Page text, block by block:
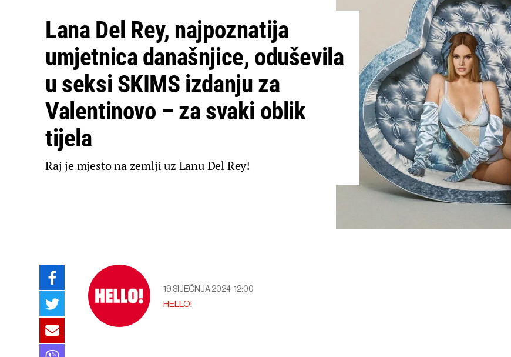
Lana Del Rey, najpoznatija
umjetnica današnjice, oduševila
u seksi SKIMS izdanju za
Valentinovo – za svaki oblik
tijela
Raj je mjesto na zemlji uz Lanu Del Rey!
19 SIJEČNJA 2024 12:00
HELLO!